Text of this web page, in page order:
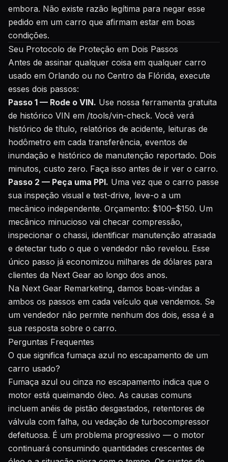
embora. Não existe razão legítima para negar esse
pedido em um carro que afirmam estar em boas
condições.
Seu Protocolo de Proteção em Dois Passos
Antes de assinar qualquer coisa em qualquer carro
usado em Orlando ou no Centro da Flórida, execute
esses dois passos:
Passo 1 — Rode o VIN. Use nossa ferramenta gratuita
de histórico VIN em /tools/vin-check. Você verá
histórico de título, relatórios de acidente, leituras de
hodômetro em cada transferência, eventos de
inundação e histórico de manutenção reportado. Dois
minutos, custo zero. Faça isso antes de ir ver o carro.
Passo 2 — Peça uma PPI. Uma vez que o carro passe
sua inspeção visual e test-drive, leve-o a um
mecânico independente. Orçamento: $100–$150. Um
mecânico minucioso vai checar compressão,
inspecionar o chassi, identificar manutenção atrasada
e detectar tudo o que o vendedor não revelou. Esse
único passo já economizou milhares de dólares para
clientes da Next Gear ao longo dos anos.
Na Next Gear Remarketing, damos boas-vindas a
ambos os passos em cada veículo que vendemos. Se
um vendedor não permite nenhum dos dois, essa é a
sua resposta sobre o carro.
Perguntas Frequentes
O que significa fumaça azul no escapamento de um
carro usado?
Fumaça azul ou cinza no escapamento indica que o
motor está queimando óleo. As causas comuns
incluem anéis de pistão desgastados, retentores de
válvula com falha, ou vedação de turbocompressor
defeituosa. É um problema progressivo — o motor
continuará consumindo quantidades crescentes de